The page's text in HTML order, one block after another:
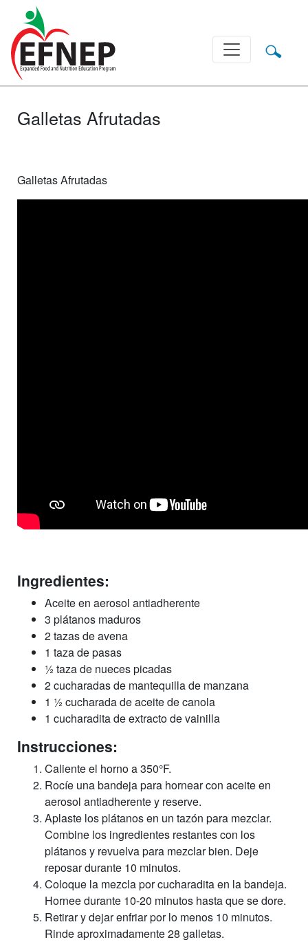
Main Navigation
Galletas Afrutadas
Galletas Afrutadas
Ingredientes:
Aceite en aerosol antiadherente
3 plátanos maduros
2 tazas de avena
1 taza de pasas
½ taza de nueces picadas
2 cucharadas de mantequilla de manzana
1 ½ cucharada de aceite de canola
1 cucharadita de extracto de vainilla
Instrucciones:
Caliente el horno a 350°F.
Rocíe una bandeja para hornear con aceite en
aerosol antiadherente y reserve.
Aplaste los plátanos en un tazón para mezclar.
Combine los ingredientes restantes con los
plátanos y revuelva para mezclar bien. Deje
reposar durante 10 minutos.
Coloque la mezcla por cucharadita en la bandeja.
Hornee durante 10-20 minutos hasta que se dore.
Retirar y dejar enfriar por lo menos 10 minutos.
Rinde aproximadamente 28 galletas.